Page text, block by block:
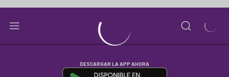
DESCARGAR LA APP AHORA